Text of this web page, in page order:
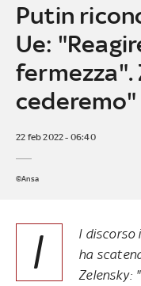
Putin
Ue:
fermezza".
cederemo"
22 feb 2022 - 06:40
©Ansa
I
l discorso
ha
Zelensky: